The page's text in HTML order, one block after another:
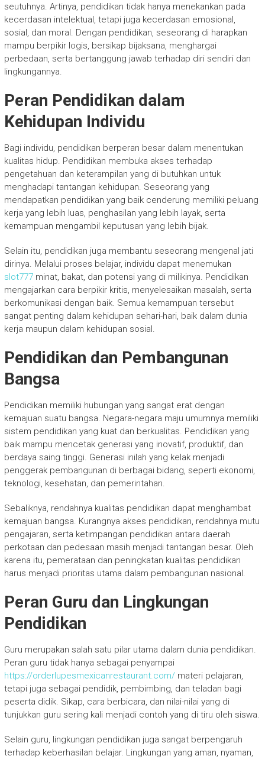
seutuhnya. Artinya, pendidikan tidak hanya menekankan pada
kecerdasan intelektual, tetapi juga kecerdasan emosional,
sosial, dan moral. Dengan pendidikan, seseorang di harapkan
mampu berpikir logis, bersikap bijaksana, menghargai
perbedaan, serta bertanggung jawab terhadap diri sendiri dan
lingkungannya.
Peran Pendidikan dalam
Kehidupan Individu
Bagi individu, pendidikan berperan besar dalam menentukan
kualitas hidup. Pendidikan membuka akses terhadap
pengetahuan dan keterampilan yang di butuhkan untuk
menghadapi tantangan kehidupan. Seseorang yang
mendapatkan pendidikan yang baik cenderung memiliki peluang
kerja yang lebih luas, penghasilan yang lebih layak, serta
kemampuan mengambil keputusan yang lebih bijak.
Selain itu, pendidikan juga membantu seseorang mengenal jati
dirinya. Melalui proses belajar, individu dapat menemukan
slot777minat, bakat, dan potensi yang di milikinya. Pendidikan
mengajarkan cara berpikir kritis, menyelesaikan masalah, serta
berkomunikasi dengan baik. Semua kemampuan tersebut
sangat penting dalam kehidupan sehari-hari, baik dalam dunia
kerja maupun dalam kehidupan sosial.
Pendidikan dan Pembangunan
Bangsa
Pendidikan memiliki hubungan yang sangat erat dengan
kemajuan suatu bangsa. Negara-negara maju umumnya memiliki
sistem pendidikan yang kuat dan berkualitas. Pendidikan yang
baik mampu mencetak generasi yang inovatif, produktif, dan
berdaya saing tinggi. Generasi inilah yang kelak menjadi
penggerak pembangunan di berbagai bidang, seperti ekonomi,
teknologi, kesehatan, dan pemerintahan.
Sebaliknya, rendahnya kualitas pendidikan dapat menghambat
kemajuan bangsa. Kurangnya akses pendidikan, rendahnya mutu
pengajaran, serta ketimpangan pendidikan antara daerah
perkotaan dan pedesaan masih menjadi tantangan besar. Oleh
karena itu, pemerataan dan peningkatan kualitas pendidikan
harus menjadi prioritas utama dalam pembangunan nasional.
Peran Guru dan Lingkungan
Pendidikan
Guru merupakan salah satu pilar utama dalam dunia pendidikan.
Peran guru tidak hanya sebagai penyampai
https://orderlupesmexicanrestaurant.com/materi pelajaran,
tetapi juga sebagai pendidik, pembimbing, dan teladan bagi
peserta didik. Sikap, cara berbicara, dan nilai-nilai yang di
tunjukkan guru sering kali menjadi contoh yang di tiru oleh siswa.
Selain guru, lingkungan pendidikan juga sangat berpengaruh
terhadap keberhasilan belajar. Lingkungan yang aman, nyaman,